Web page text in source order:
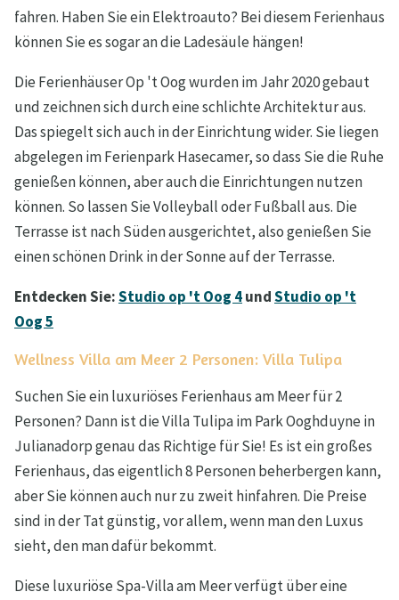
fahren. Haben Sie ein Elektroauto? Bei diesem Ferienhaus
können Sie es sogar an die Ladesäule hängen!
Die Ferienhäuser Op 't Oog wurden im Jahr 2020 gebaut
und zeichnen sich durch eine schlichte Architektur aus.
Das spiegelt sich auch in der Einrichtung wider. Sie liegen
abgelegen im Ferienpark Hasecamer, so dass Sie die Ruhe
genießen können, aber auch die Einrichtungen nutzen
können. So lassen Sie Volleyball oder Fußball aus. Die
Terrasse ist nach Süden ausgerichtet, also genießen Sie
einen schönen Drink in der Sonne auf der Terrasse.
Entdecken Sie:Studio op 't Oog 4undStudio op 't
Oog 5
Wellness Villa am Meer 2 Personen: Villa Tulipa
Suchen Sie ein luxuriöses Ferienhaus am Meer für 2
Personen? Dann ist die Villa Tulipa im Park Ooghduyne in
Julianadorp genau das Richtige für Sie! Es ist ein großes
Ferienhaus, das eigentlich 8 Personen beherbergen kann,
aber Sie können auch nur zu zweit hinfahren. Die Preise
sind in der Tat günstig, vor allem, wenn man den Luxus
sieht, den man dafür bekommt.
Diese luxuriöse Spa-Villa am Meer verfügt über eine